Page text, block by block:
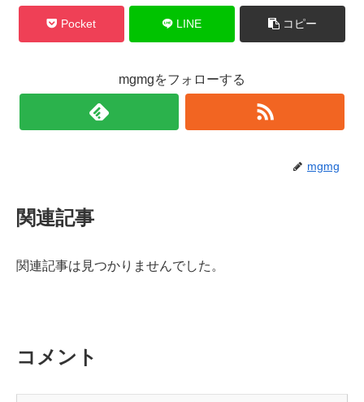
Pocket LINE コピー
mgmgをフォローする
mgmg
関連記事
関連記事は見つかりませんでした。
コメント